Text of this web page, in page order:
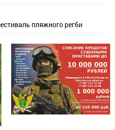
пляжного регби